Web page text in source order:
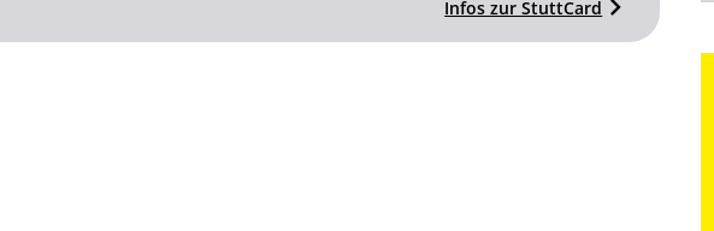
Infos zur StuttCard